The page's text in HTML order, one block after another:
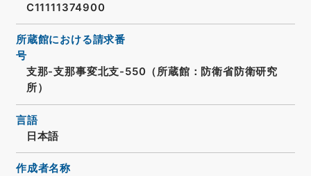
C11111374900
所蔵館における請求番
号
支那-支那事変北支-550（所蔵館：防衛省防衛研究
所）
言語
日本語
作成者名称